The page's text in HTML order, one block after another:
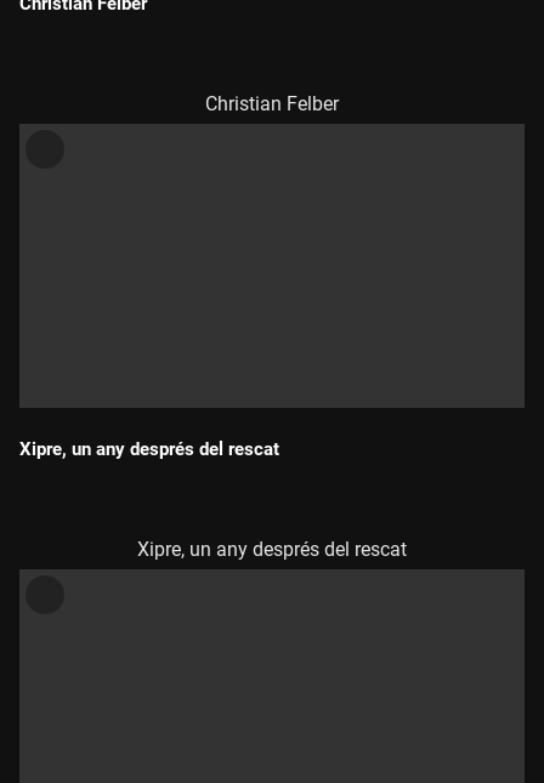
Christian Felber
Xipre, un any després del rescat
Xipre, un any després del rescat